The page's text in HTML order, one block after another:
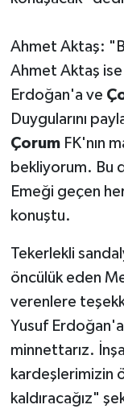
Ahmet Aktaş:
Ahmet Aktaş
Erdoğan'a ve
Duygularını
ÇorumFK'nın
bekliyorum. Bu
Emeği geçen
konuştu.
Tekerlekli
öncülük eden
verenlere
Yusuf
minnettarız.
kardeşlerimizin
kaldıracağız"